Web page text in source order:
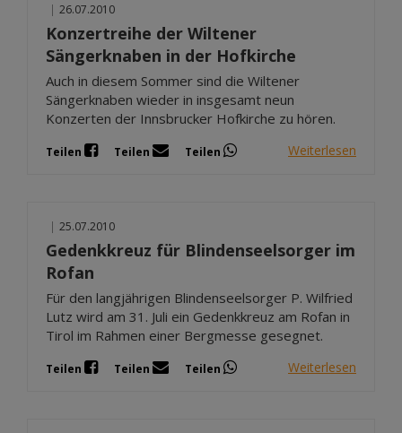
| 26.07.2010
Konzertreihe der Wiltener
Sängerknaben in der Hofkirche
Auch in diesem Sommer sind die Wiltener
Sängerknaben wieder in insgesamt neun
Konzerten der Innsbrucker Hofkirche zu hören.
Teilen Teilen Teilen Weiterlesen
| 25.07.2010
Gedenkkreuz für Blindenseelsorger im
Rofan
Für den langjährigen Blindenseelsorger P. Wilfried
Lutz wird am 31. Juli ein Gedenkkreuz am Rofan in
Tirol im Rahmen einer Bergmesse gesegnet.
Teilen Teilen Teilen Weiterlesen